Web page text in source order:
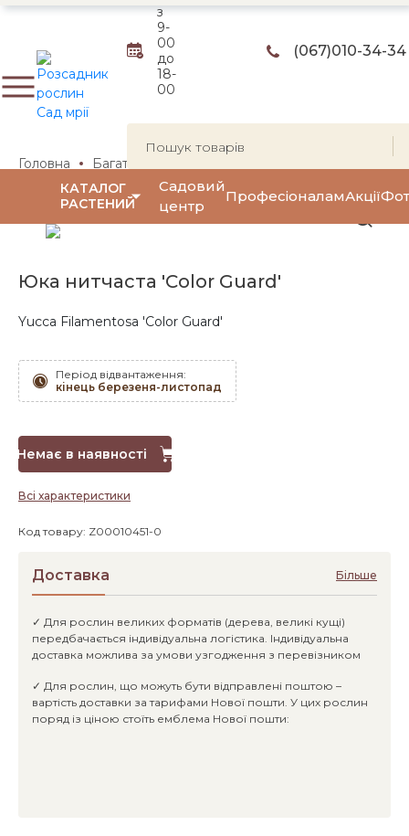
з
9-
00
до
18-
00
(067)010-34-34
КАТАЛОГ
РАСТЕНИЙ
Садовий
центр
ПрофесіоналамАкції
Головна Багаторічні квіти та трави
Юка нитчаста 'Color Guard'
Yucca Filamentosa 'Color Guard'
Період відвантаження:
кінець березеня-листопад
Немає в наявності
Всі характеристики
Код товару: Z00010451-0
Доставка Більше
✓ Для рослин великих форматів (дерева, великі кущі)
передбачається індивідуальна логістика. Індивідуальна
доставка можлива за умови узгодження з перевізником
✓ Для рослин, що можуть бути відправлені поштою –
вартість доставки за тарифами Нової пошти. У цих рослин
поряд із ціною стоїть емблема Нової пошти: